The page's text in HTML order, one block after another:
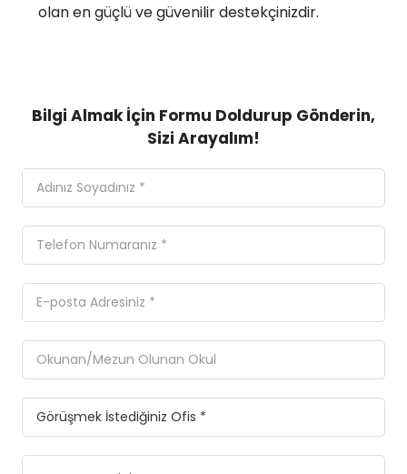
olan en güçlü ve güvenilir destekçinizdir.
Bilgi Almak İçin Formu Doldurup Gönderin,
Sizi Arayalım!